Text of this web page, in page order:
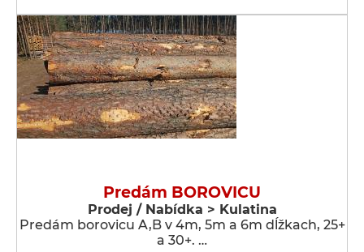
Predám BOROVICU
Prodej / Nabídka > Kulatina
Predám borovicu A,B v 4m, 5m a 6m dĺžkach, 25+
a 30+. …